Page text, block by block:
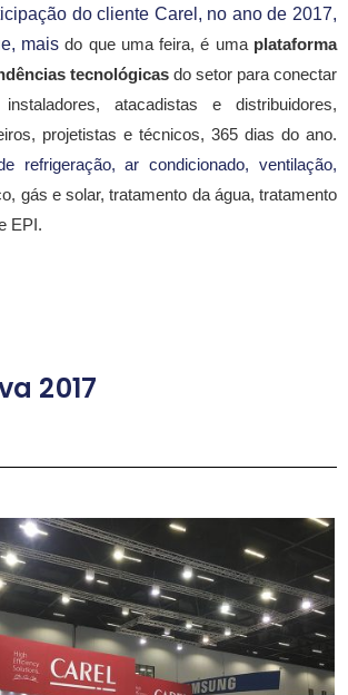
do cliente Carel, no ano de 2017,
mais do que uma feira, é uma plataforma
tecnológicas do setor para conectar
atacadistas e distribuidores,
gás e solar, tratamento da água, tratamento
EPI.
2017